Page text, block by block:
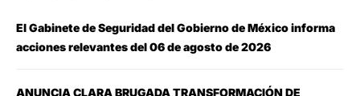
El Gabinete de Seguridad del Gobierno de México informa
acciones relevantes del 06 de agosto de 2026
ANUNCIA CLARA BRUGADA TRANSFORMACIÓN DE